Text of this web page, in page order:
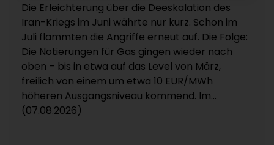
Die Erleichterung über die Deeskalation des
Iran-Kriegs im Juni währte nur kurz. Schon im
Juli flammten die Angriffe erneut auf. Die Folge:
Die Notierungen für Gas gingen wieder nach
oben – bis in etwa auf das Level von März,
freilich von einem um etwa 10 EUR/MWh
höheren Ausgangsniveau kommend. Im...
(07.08.2026)